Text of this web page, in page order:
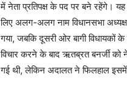
में नेता प्रतिपक्ष के पद पर बने रहेंगे।
लिए अलग-अलग नाम विधानसभा
गया, जबकि दूसरी ओर बागी विधायकों
विचार करने के बाद ऋतब्रत बनर्जी को
गई थी, लेकिन अदालत ने फिलहाल